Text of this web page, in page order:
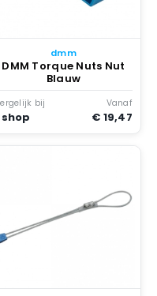
dmm
DMM Torque Nuts Nut
Blauw
bij
shop
Vanaf
€ 19,47